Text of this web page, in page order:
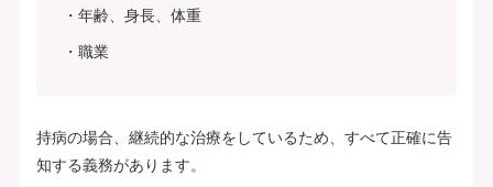
年齢、身長、体重
職業
持病の場合、継続的な治療をしているため、すべて正確に告
知する義務があります。